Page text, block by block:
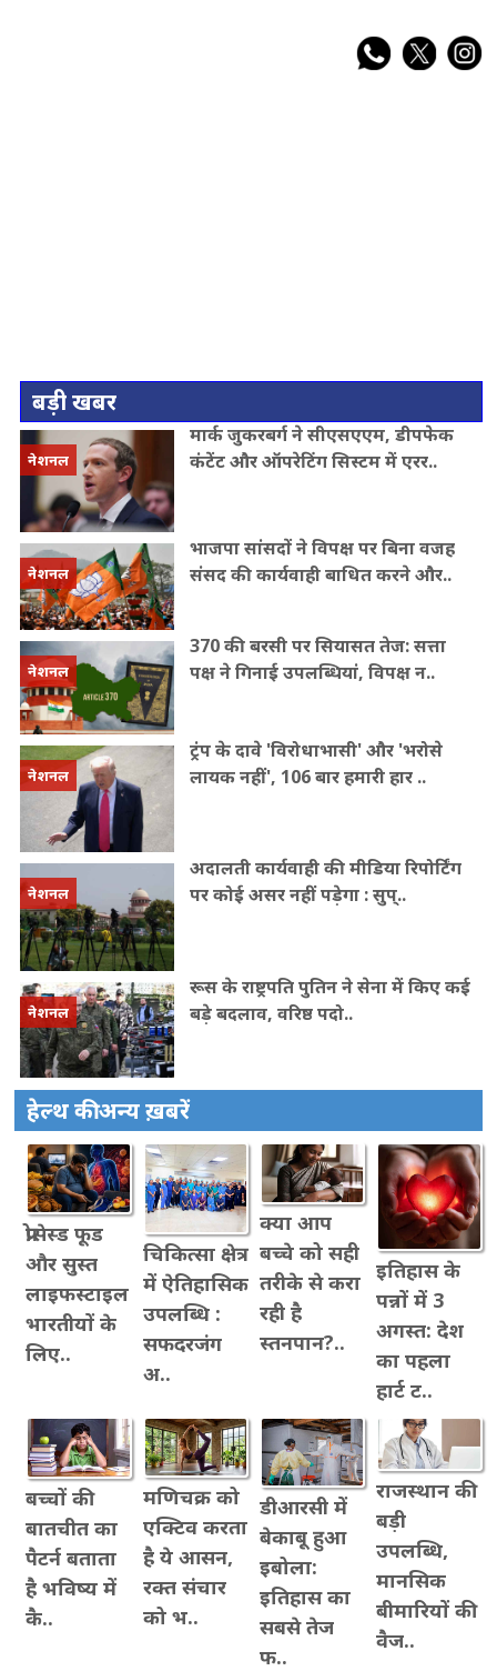
बड़ी खबर
नेशनल
मार्क जुकरबर्ग ने सीएसएएम, डीपफेक
कंटेंट और ऑपरेटिंग सिस्टम में एरर..
नेशनल
भाजपा सांसदों ने विपक्ष पर बिना वजह
संसद की कार्यवाही बाधित करने और..
नेशनल
370 की बरसी पर सियासत तेज: सत्ता
पक्ष ने गिनाई उपलब्धियां, विपक्ष न..
नेशनल
ट्रंप के दावे 'विरोधाभासी' और 'भरोसे
लायक नहीं', 106 बार हमारी हार ..
नेशनल
अदालती कार्यवाही की मीडिया रिपोर्टिंग
पर कोई असर नहीं पड़ेगा : सुप्..
नेशनल
रूस के राष्ट्रपति पुत‍िन ने सेना में क‍िए कई
बड़े बदलाव, वरिष्ठ पदो..
हेल्थ की अन्य ख़बरें
प्रोसेस्ड फूड
और सुस्त
लाइफस्टाइल
भारतीयों के
लिए..
चिकित्सा क्षेत्र
में ऐतिहासिक
उपलब्धि :
सफदरजंग
अ..
क्या आप
बच्चे को सही
तरीके से करा
रही है
स्तनपान?..
इतिहास के
पन्नों में 3
अगस्त: देश
का पहला
हार्ट ट..
बच्चों की
बातचीत का
पैटर्न बताता
है भविष्य में
कै..
मणिचक्र को
एक्टिव करता
है ये आसन,
रक्त संचार
को भ..
डीआरसी में
बेकाबू हुआ
इबोला:
इतिहास का
सबसे तेज
फ..
राजस्थान की
बड़ी
उपलब्धि,
मानसिक
बीमारियों की
वैज..